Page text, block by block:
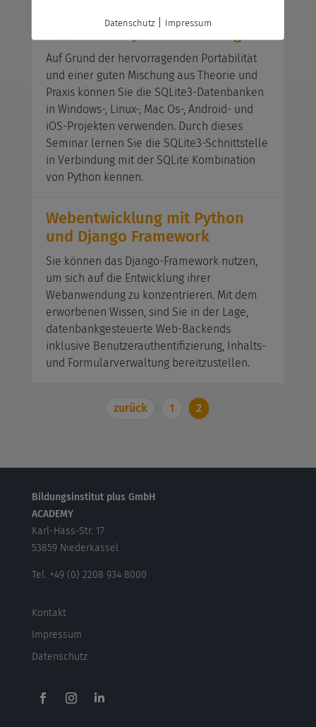
SQLite mit Python Grundlagen
Auf Grund der hervorragenden Portabilität
und einer guten Mischung aus Theorie und
Praxis können Sie die SQLite3-Datenbanken
in Windows-, Linux-, Mac Os-, Android- und
iOS-Projekten verwenden. Durch dieses
Seminar lernen Sie die SQLite3-Schnittstelle
in Verbindung mit der SQLite Kombination
von Python kennen.
Webentwicklung mit Python
und Django Framework
Sie können das Django-Framework nutzen,
um sich auf die Entwicklung ihrer
Webanwendung zu konzentrieren. Mit dem
erworbenen Wissen, sind Sie in der Lage,
datenbankgesteuerte Web-Backends
inklusive Benutzerauthentifizierung, Inhalts-
und Formularverwaltung bereitzustellen.
zurück 1 2
Bildungsinstitut plus GmbH
ACADEMY
Karl-Hass-Str. 17
53859 Niederkassel
Tel. +49 (0) 2208 934 8000
Kontakt
Impressum
Datenschutz
Datenschutz| Impressum